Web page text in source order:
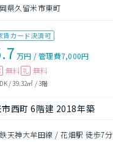
県久留米市東町
賃カード決済可
万円 /管理費7,000円
無料 礼 無料
/39.32㎡ /3階
西町 6階建 2018年築
天神大牟田線 / 花畑駅 徒歩7分